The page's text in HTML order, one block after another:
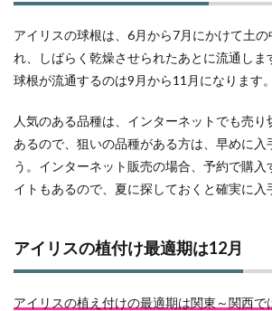
アイリスの球根は、6月から7月にかけて土の
れ、しばらく乾燥させられたあとに流通しま
球根が流通するのは9月から11月になります。
人気のある品種は、インターネットでも売
あるので、狙いの品種がある方は、早めに入
う。インターネット販売の場合、予約で購
イトもあるので、夏に探しておくと確実に入
アイリスの植付け最適期は12月
アイリスの植え付けの最適期は関東～関西で